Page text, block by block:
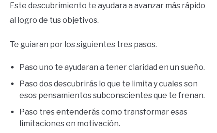
Este descubrimiento te ayudara a avanzar más rápido
al logro de tus objetivos.
Te guiaran por los siguientes tres pasos.
Paso uno te ayudaran a tener claridad en un sueño.
Paso dos descubrirás lo que te limita y cuales son
esos pensamientos subconscientes que te frenan.
Paso tres entenderás como transformar esas
limitaciones en motivación.